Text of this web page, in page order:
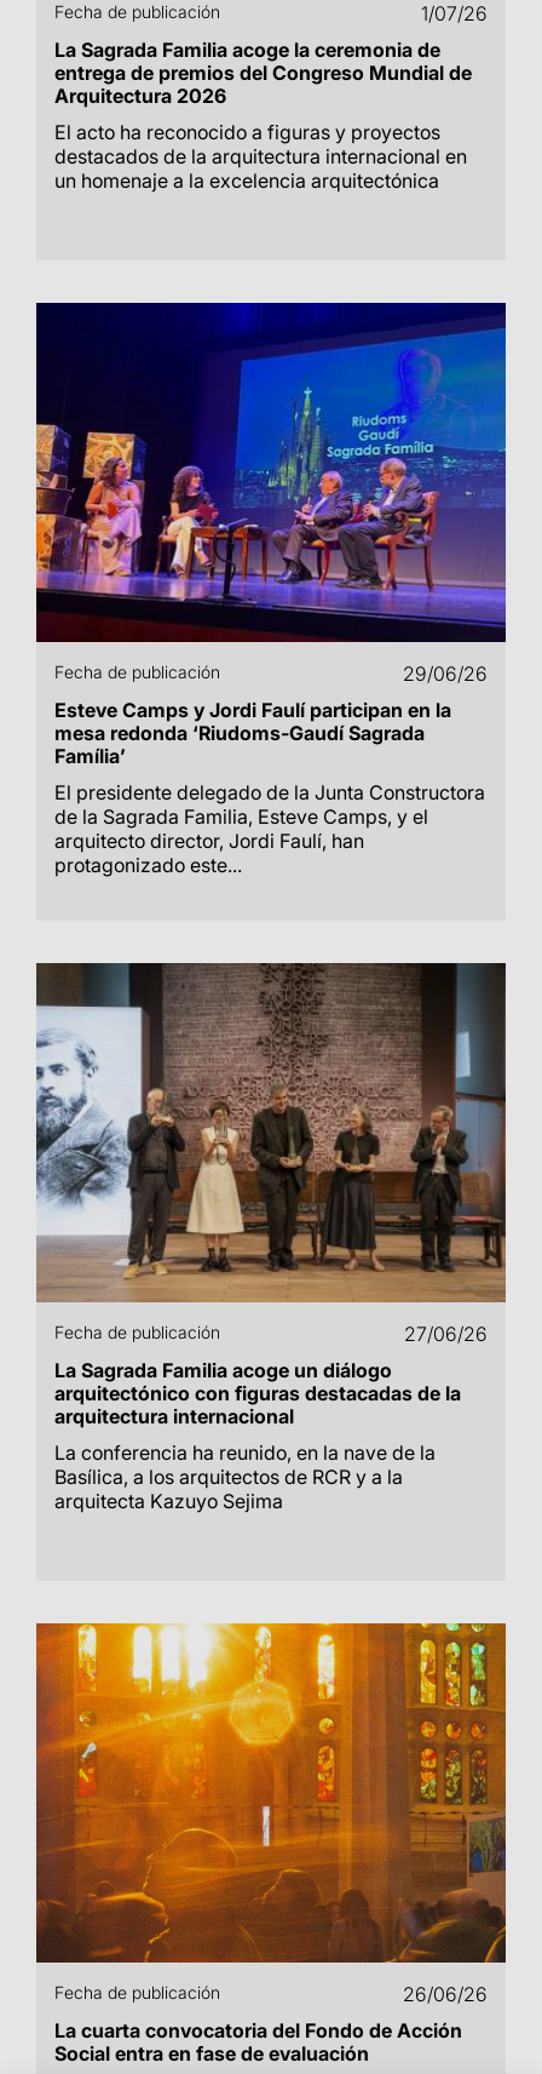
Fecha de publicación
1/07/26
La Sagrada Familia acoge la ceremonia de
entrega de premios del Congreso Mundial de
Arquitectura 2026
El acto ha reconocido a figuras y proyectos
destacados de la arquitectura internacional en
un homenaje a la excelencia arquitectónica
Fecha de publicación
29/06/26
Esteve Camps y Jordi Faulí participan en la
mesa redonda ‘Riudoms-Gaudí Sagrada
Família’
El presidente delegado de la Junta Constructora
de la Sagrada Familia, Esteve Camps, y el
arquitecto director, Jordi Faulí, han
protagonizado este...
Fecha de publicación
27/06/26
La Sagrada Familia acoge un diálogo
arquitectónico con figuras destacadas de la
arquitectura internacional
La conferencia ha reunido, en la nave de la
Basílica, a los arquitectos de RCR y a la
arquitecta Kazuyo Sejima
Fecha de publicación
26/06/26
La cuarta convocatoria del Fondo de Acción
Social entra en fase de evaluación